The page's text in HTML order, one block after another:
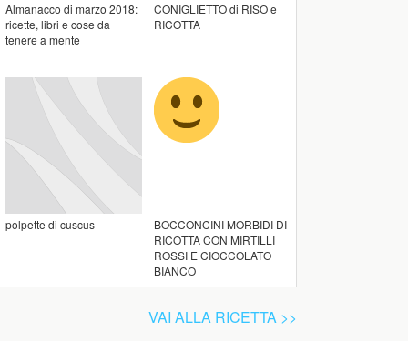
Almanacco di marzo 2018:
ricette, libri e cose da
tenere a mente
CONIGLIETTO di RISO e
RICOTTA
polpette di cuscus
BOCCONCINI MORBIDI DI
RICOTTA CON MIRTILLI
ROSSI E CIOCCOLATO
BIANCO
VAI ALLA RICETTA >>